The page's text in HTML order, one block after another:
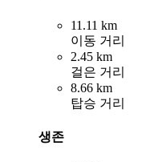
11.11 km
이동 거리
2.45 km
걸은 거리
8.66 km
탑승 거리
생존